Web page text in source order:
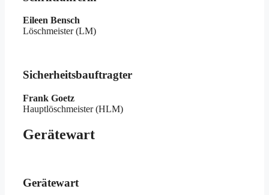
Eileen Bensch
Löschmeister (LM)
Sicherheitsbauftragter
Frank Goetz
Hauptlöschmeister (HLM)
Gerätewart
Gerätewart